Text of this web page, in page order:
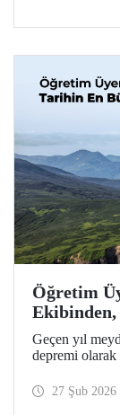
Öğretim
Ekibinden,
Depremi
Geçen yıl
depremi olarak
iş birliğiyle ilk
27 Şub 2026